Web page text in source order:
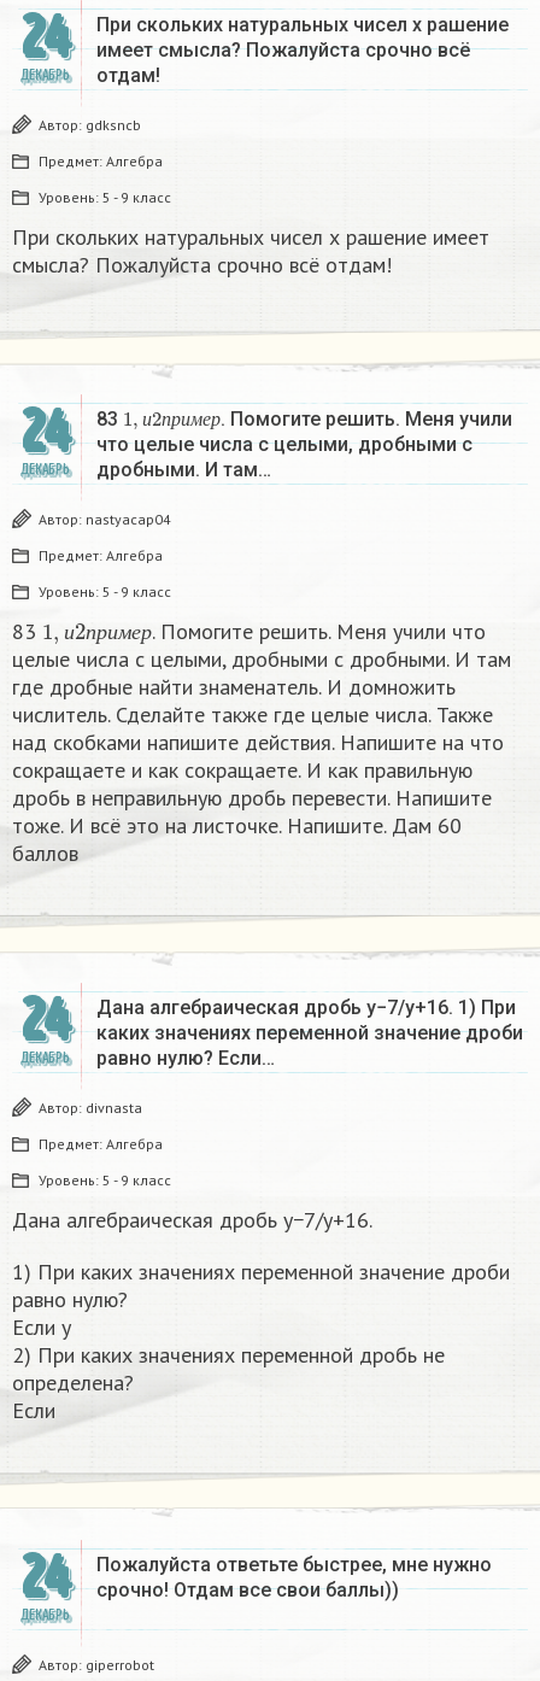
24
ДЕКАБРЬ
При скольких натуральных чисел х рашение
имеет смысла? Пожалуйста срочно всё
отдам!
Автор: gdksncb
Предмет: Алгебра
Уровень: 5 - 9 класс
При скольких натуральных чисел х рашение имеет
смысла? Пожалуйста срочно всё отдам!
24
ДЕКАБРЬ
83 и пр име р
1,и 2пример
. Помогите решить. Меня учили
что целые числа с целыми, дробными с
дробными. И там…
Автор: nastyacap04
Предмет: Алгебра
Уровень: 5 - 9 класс
83 и п р име р
1 2п
. Помогите решить. Меня учили что
целые числа с целыми, дробными с дробными. И там
где дробные найти знаменатель. И домножить
числитель. Сделайте также где целые числа. Также
над скобками напишите действия. Напишите на что
сокращаете и как сокращаете. И как правильную
дробь в неправильную дробь перевести. Напишите
тоже. И всё это на листочке. Напишите. Дам 60
баллов
24
ДЕКАБРЬ
Дана алгебраическая дробь y−7/y+16. 1) При
каких значениях переменной значение дроби
равно нулю? Если…
Автор: divnasta
Предмет: Алгебра
Уровень: 5 - 9 класс
Дана алгебраическая дробь y−7/y+16.
1) При каких значениях переменной значение дроби
равно нулю?
Если y
2) При каких значениях переменной дробь не
определена?
Если
24
ДЕКАБРЬ
Пожалуйста ответьте быстрее, мне нужно
срочно! Отдам все свои баллы))
Автор: giperrobot